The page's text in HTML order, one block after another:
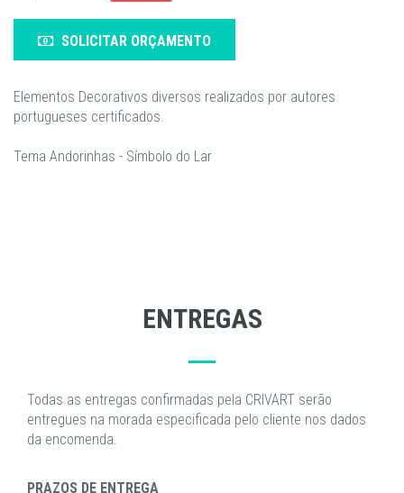
SOLICITAR ORÇAMENTO
Elementos Decorativos diversos realizados por autores
portugueses certificados.
Tema Andorinhas - Símbolo do Lar
ENTREGAS
Todas as entregas confirmadas pela CRIVART serão
entregues na morada especificada pelo cliente nos dados
da encomenda.
PRAZOS DE ENTREGA